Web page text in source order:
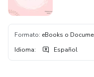
Formato: eBooks o
Idioma: Español